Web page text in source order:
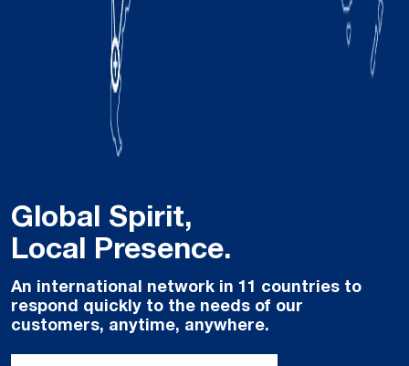
Global Spirit,
Local Presence.
An international network in 11 countries to
respond quickly to the needs of our
customers, anytime, anywhere.